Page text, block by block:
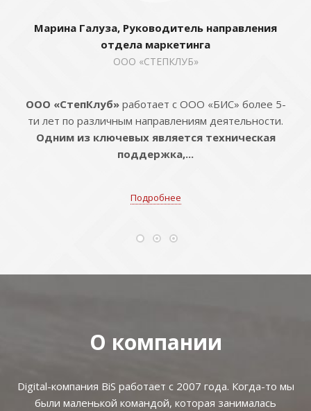
Марина Галуза, Руководитель направления
отдела маркетинга
ООО «СТЕПКЛУБ»
ООО «СтепКлуб»работает с ООО «БИС» более 5-
ти лет по различным направлениям деятельности.
Одним из ключевых является техническая
поддержка,...
Подробнее
О компании
Digital-компания BiS работает с 2007 года. Когда-то мы
были маленькой командой, которая занималась